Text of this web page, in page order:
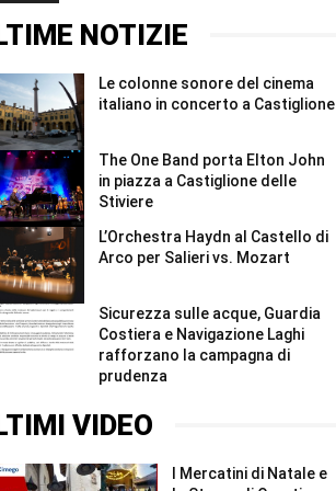
gli
sprechi
quattro
giorni
due
notti
per
i
Madonnari
#Shorts
NOTIZIE
Le colonne sonore del cinema
italiano in concerto a Castiglione
The One Band porta Elton John
in piazza a Castiglione delle
Stiviere
L’Orchestra Haydn al Castello di
Arco per Salieri vs. Mozart
Sicurezza sulle acque, Guardia
Costiera e Navigazione Laghi
rafforzano la campagna di
prudenza
VIDEO
I Mercatini di Natale e